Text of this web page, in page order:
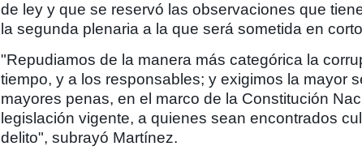
de ley y que se reservó las observaciones que
la segunda plenaria a la que será sometida en
"Repudiamos de la manera más categórica la
tiempo, y a los responsables; y exigimos la mayor
mayores penas, en el marco de la Constitución
legislación vigente, a quienes sean encontrados
delito", subrayó Martínez.